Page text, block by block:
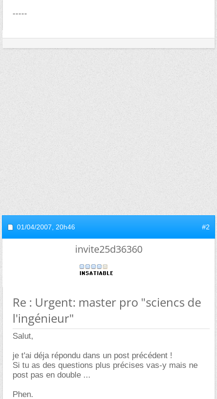
-----
01/04/2007, 20h46 #2
invite25d36360
Re : Urgent: master pro "sciencs de
l'ingénieur"
Salut,
je t'ai déja répondu dans un post précédent !
Si tu as des questions plus précises vas-y mais ne
post pas en double ...
Phen.